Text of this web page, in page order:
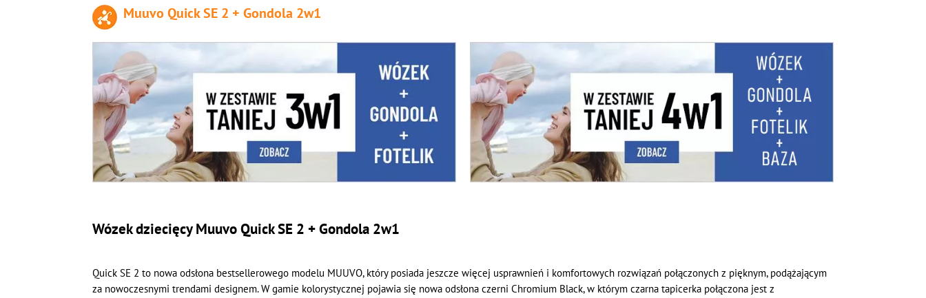
Muuvo Quick SE 2 + Gondola 2w1
Wózek dziecięcy Muuvo Quick SE 2 + Gondola 2w1
Quick SE 2 to nowa odsłona bestsellerowego modelu MUUVO, który posiada jeszcze więcej usprawnień i komfortowych rozwiązań połączonych z pięknym, podążającym
za nowoczesnymi trendami designem. W gamie kolorystycznej pojawia się nowa odsłona czerni Chromium Black, w którym czarna tapicerka połączona jest z